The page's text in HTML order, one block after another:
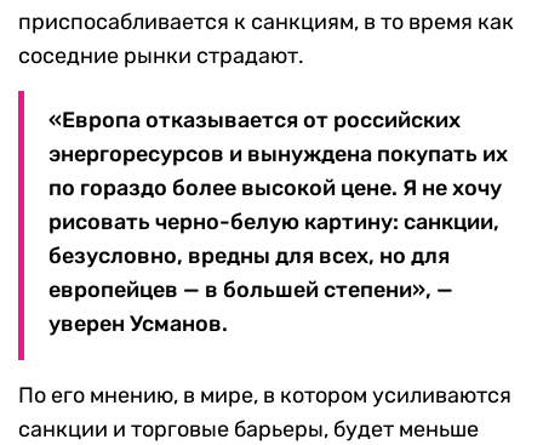
приспосабливается к санкциям, в то время как
соседние рынки страдают.
«Европа отказывается от российских
энергоресурсов и вынуждена покупать их
по гораздо более высокой цене. Я не хочу
рисовать черно-белую картину: санкции,
безусловно, вредны для всех, но для
европейцев — в большей степени», —
уверен Усманов.
По его мнению, в мире, в котором усиливаются
санкции и торговые барьеры, будет меньше